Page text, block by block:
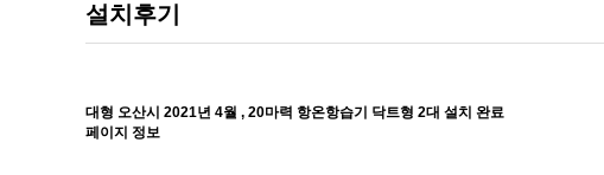
설치후기
대형 오산시 2021년 4월 , 20마력 항온항습기 닥트형 2대 설치 완료
페이지 정보